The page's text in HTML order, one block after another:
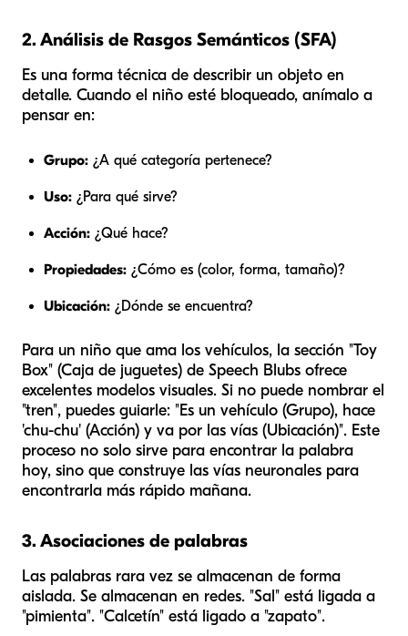
2. Análisis de Rasgos Semánticos (SFA)
Es una forma técnica de describir un objeto en
detalle. Cuando el niño esté bloqueado, anímalo a
pensar en:
Grupo: ¿A qué categoría pertenece?
Uso: ¿Para qué sirve?
Acción: ¿Qué hace?
Propiedades: ¿Cómo es (color, forma, tamaño)?
Ubicación: ¿Dónde se encuentra?
Para un niño que ama los vehículos, la sección "Toy
Box" (Caja de juguetes) de Speech Blubs ofrece
excelentes modelos visuales. Si no puede nombrar el
"tren", puedes guiarle: "Es un vehículo (Grupo), hace
'chu-chu' (Acción) y va por las vías (Ubicación)". Este
proceso no solo sirve para encontrar la palabra
hoy, sino que construye las vías neuronales para
encontrarla más rápido mañana.
3. Asociaciones de palabras
Las palabras rara vez se almacenan de forma
aislada. Se almacenan en redes. "Sal" está ligada a
"pimienta". "Calcetín" está ligado a "zapato".